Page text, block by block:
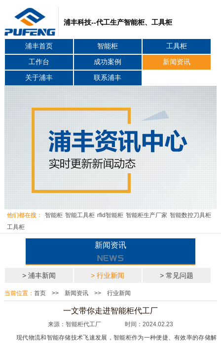
浦丰科技--代工生产智能柜、工具柜
浦丰首页 智能柜 工具柜
工作台 成功案例 新闻资讯
关于浦丰 联系浦丰
他们都在搜： 智能柜 智能工具柜 rfid智能柜 智能柜生产厂家 智能数控刀具柜
工具柜
新闻资讯
> 浦丰新闻 > 行业新闻 > 常见问题
当前位置： 首页>> 新闻资讯>> 行业新闻
一文带你走进智能柜代工厂
来源：智能柜代工厂 时间：2024.02.23
现代物流和智能存储技术飞速发展，智能柜作为一种便捷、有效率的存储解